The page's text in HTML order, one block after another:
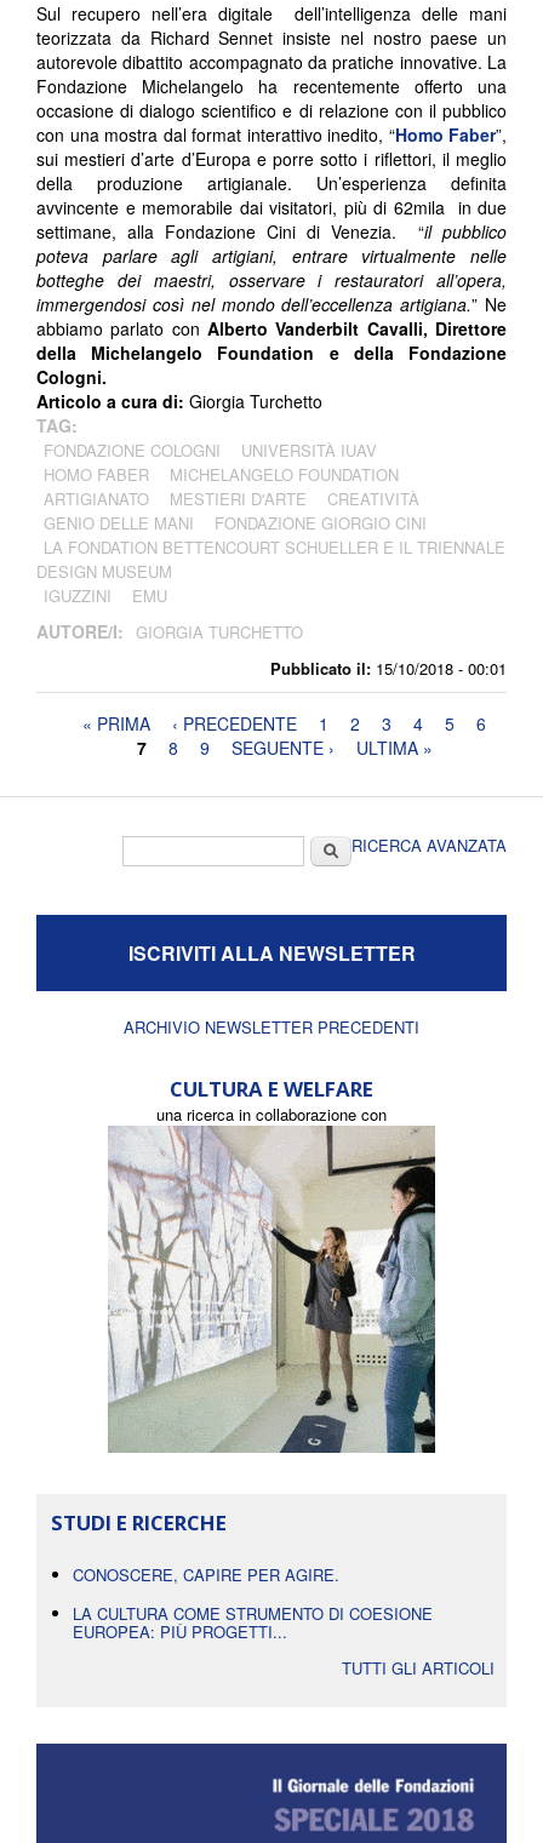
Pubblicato il: 15/10/2018 - 00:01
Sul recupero nell’era digitale dell’intelligenza delle mani
teorizzata da Richard Sennet insiste nel nostro paese un
autorevole dibattito accompagnato da pratiche innovative. La
Fondazione Michelangelo ha recentemente offerto una
occasione di dialogo scientifico e di relazione con il pubblico
con una mostra dal format interattivo inedito, “Homo Faber”,
sui mestieri d’arte d’Europa e porre sotto i riflettori, il meglio
della produzione artigianale. Un’esperienza definita
avvincente e memorabile dai visitatori, più di 62mila in due
settimane, alla Fondazione Cini di Venezia. “il pubblico
poteva parlare agli artigiani, entrare virtualmente nelle
botteghe dei maestri, osservare i restauratori all’opera,
immergendosi così nel mondo dell’eccellenza artigiana.” Ne
abbiamo parlato con Alberto Vanderbilt Cavalli, Direttore
della Michelangelo Foundation e della Fondazione
Cologni.
Articolo a cura di: Giorgia Turchetto
TAG:
FONDAZIONE COLOGNI
UNIVERSITÀ IUAV
HOMO FABER
MICHELANGELO FOUNDATION
ARTIGIANATO
MESTIERI D'ARTE
CREATIVITÀ
GENIO DELLE MANI
FONDAZIONE GIORGIO CINI
LA FONDATION BETTENCOURT SCHUELLER E IL TRIENNALE
DESIGN MUSEUM
IGUZZINI
EMU
AUTORE/I: GIORGIA TURCHETTO
Pagine« PRIMA ‹ PRECEDENTE 1 2 3 4 5
6
7
8 9 SEGUENTE › ULTIMA »
CercaRICERCA AVANZATA
ISCRIVITI ALLA NEWSLETTER
ARCHIVIO NEWSLETTER PRECEDENTI
CULTURA E WELFARE
una ricerca in collaborazione con
STUDI E RICERCHE
CONOSCERE, CAPIRE PER AGIRE.
LA CULTURA COME STRUMENTO DI COESIONE
EUROPEA: PIÙ PROGETTI...
TUTTI GLI ARTICOLI